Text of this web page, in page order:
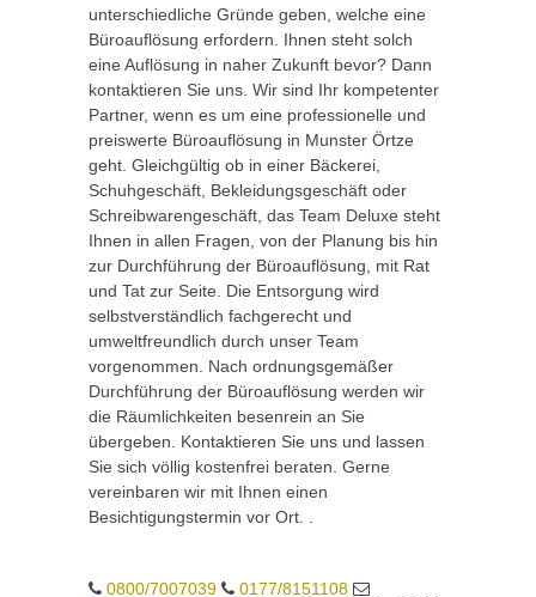
unterschiedliche Gründe geben, welche eine
Büroauflösung erfordern. Ihnen steht solch
eine Auflösung in naher Zukunft bevor? Dann
kontaktieren Sie uns. Wir sind Ihr kompetenter
Partner, wenn es um eine professionelle und
preiswerte Büroauflösung in Munster Örtze
geht. Gleichgültig ob in einer Bäckerei,
Schuhgeschäft, Bekleidungsgeschäft oder
Schreibwarengeschäft, das Team Deluxe steht
Ihnen in allen Fragen, von der Planung bis hin
zur Durchführung der Büroauflösung, mit Rat
und Tat zur Seite. Die Entsorgung wird
selbstverständlich fachgerecht und
umweltfreundlich durch unser Team
vorgenommen. Nach ordnungsgemäßer
Durchführung der Büroauflösung werden wir
die Räumlichkeiten besenrein an Sie
übergeben. Kontaktieren Sie uns und lassen
Sie sich völlig kostenfrei beraten. Gerne
vereinbaren wir mit Ihnen einen
Besichtigungstermin vor Ort. .
0800/7007039
0177/8151108